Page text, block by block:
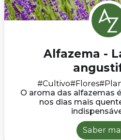
Alfazema -
#Cultivo#Flores
O aroma das alfazemas
nos dias mais
Saber